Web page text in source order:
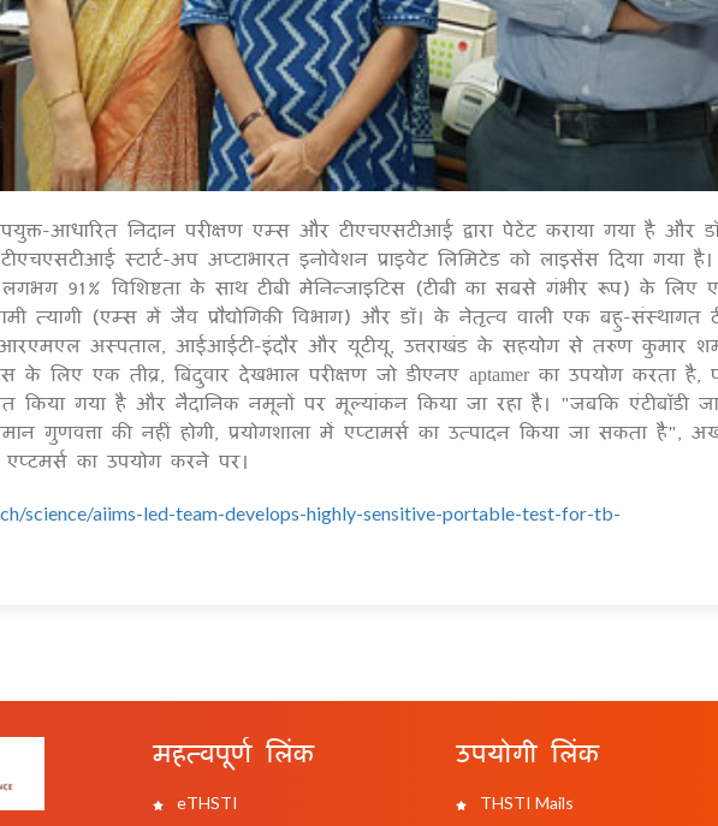
आधारित निदान परीक्षण एम्स और टीएचएसटीआई द्वारा पेटेंट कराया गया है और
स्टार्ट-अप अप्टाभारत इनोवेशन प्राइवेट लिमिटेड को लाइसेंस दिया गया है।
91% विशिष्टता के साथ टीबी मेनिन्जाइटिस (टीबी का सबसे गंभीर रूप) के लिए
त्यागी (एम्स में जैव प्रौद्योगिकी विभाग) और डॉ। के नेतृत्व वाली एक बहु-संस्थागत
आरएमएल अस्पताल, आईआईटी-इंदौर और यूटीयू, उत्तराखंड के सहयोग से तरुण कुमार
के लिए एक तीव्र, बिंदुवार देखभाल परीक्षण जो डीएनए aptamer का उपयोग करता है,
गया है और नैदानिक ​​नमूनों पर मूल्यांकन किया जा रहा है। "जबकि एंटीबॉडी
गुणवत्ता की नहीं होगी, प्रयोगशाला में एप्टामर्स का उत्पादन किया जा सकता है",
का उपयोग करने पर।
science/aiims-led-team-develops-highly-sensitive-portable-test-for-tb-
महत्वपूर्ण लिंक
eTHSTI
उपयोगी लिंक
THSTI Mails